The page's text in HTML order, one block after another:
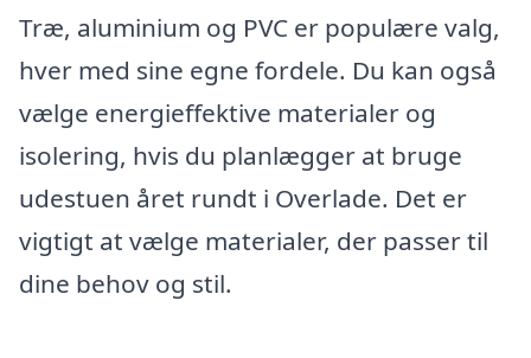
Træ, aluminium og PVC er populære valg,
hver med sine egne fordele. Du kan også
vælge energieffektive materialer og
isolering, hvis du planlægger at bruge
udestuen året rundt i Overlade. Det er
vigtigt at vælge materialer, der passer til
dine behov og stil.